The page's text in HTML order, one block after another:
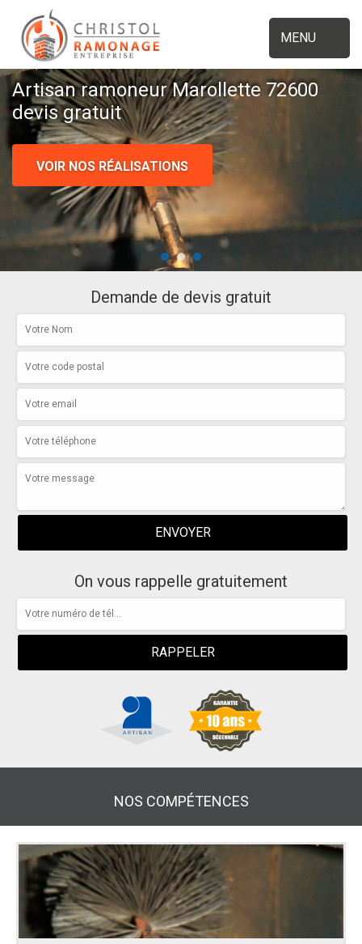
MENU
Artisan ramoneur Marollette 72600
devis gratuit
VOIR NOS RÉALISATIONS
Demande de devis gratuit
On vous rappelle gratuitement
NOS COMPÉTENCES